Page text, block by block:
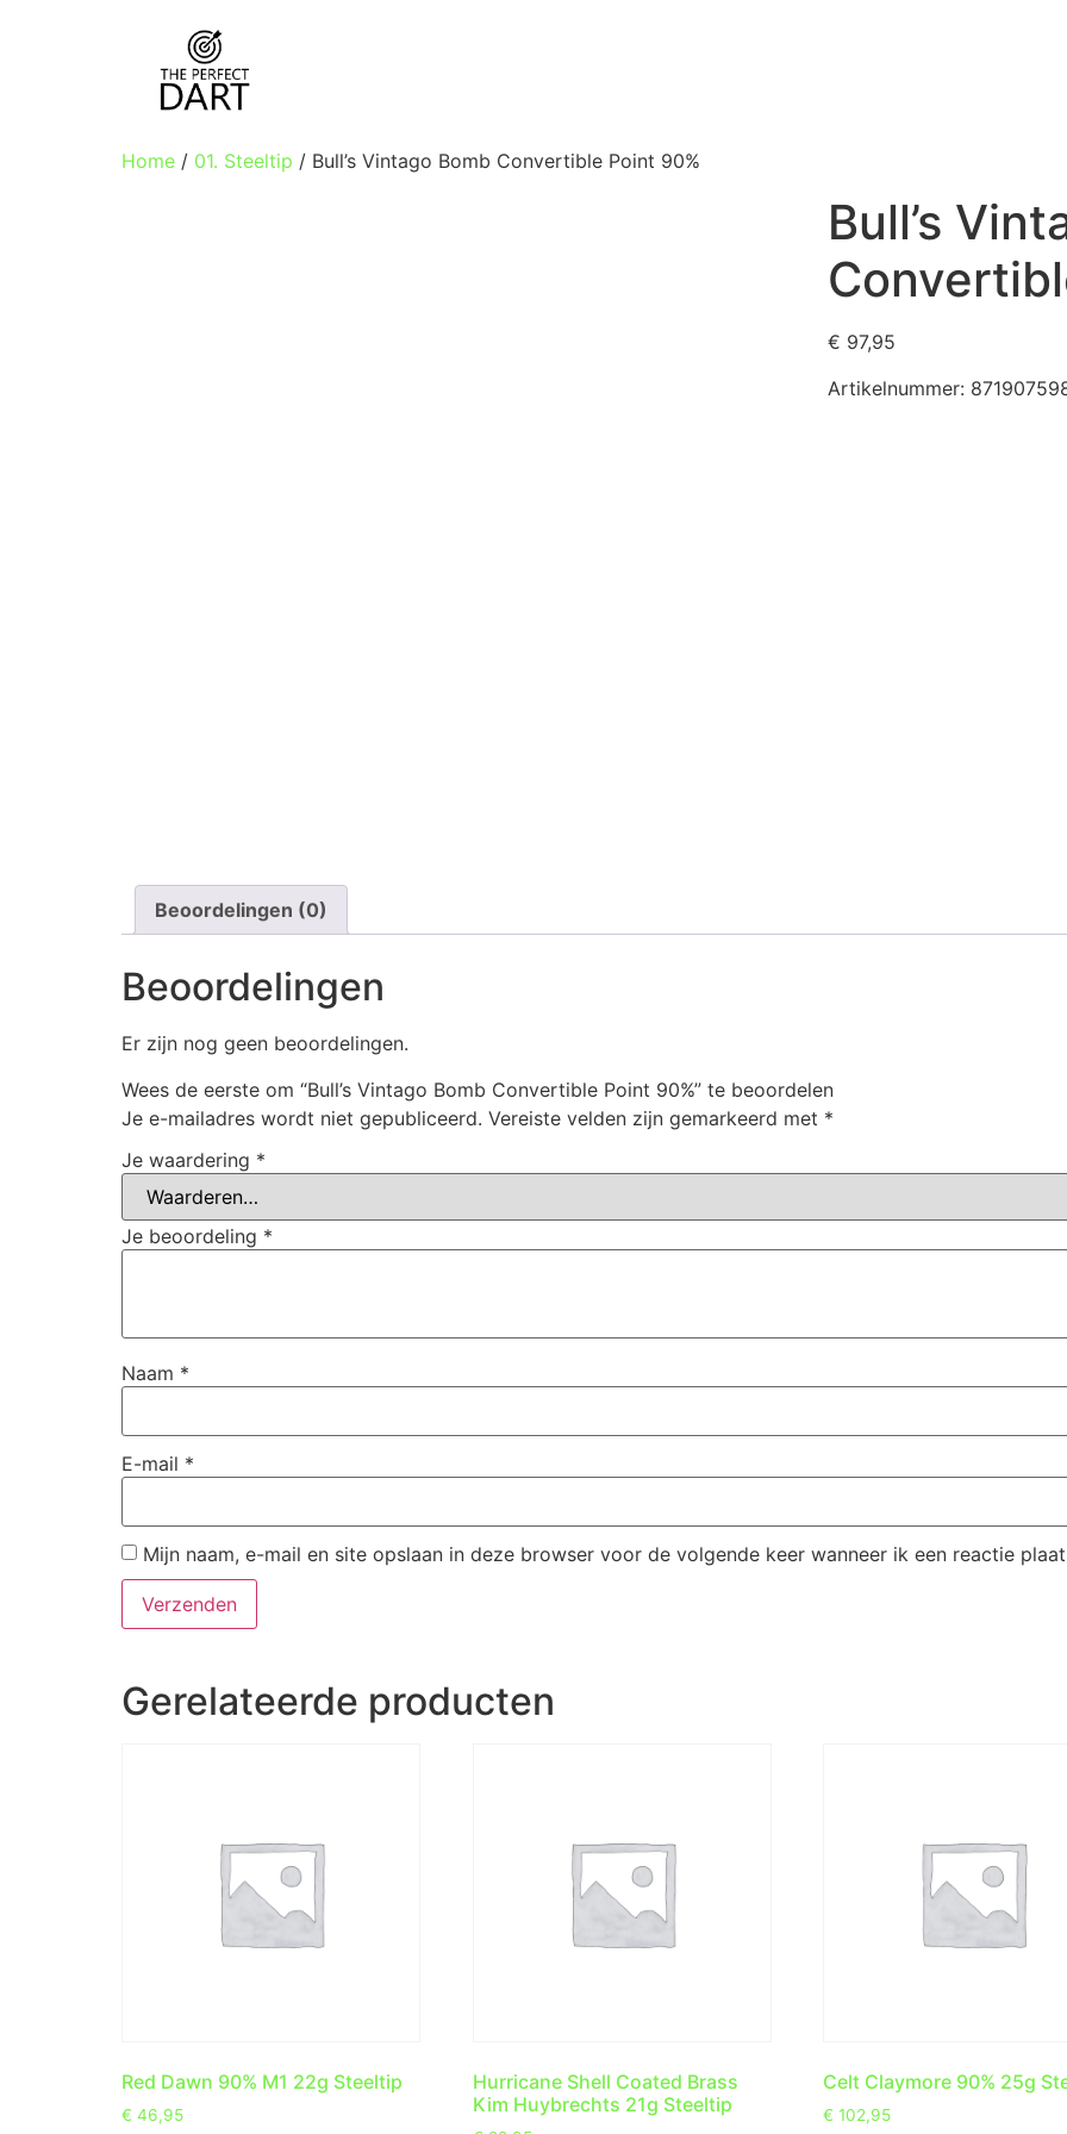
Home / 01. Steeltip / Bull’s Vintago Bomb Convertible Point 90%
Bull’s
€ 97,95
Artikelnummer:
Beoordelingen (0)
Beoordelingen
Er zijn nog geen beoordelingen.
Wees de eerste om “Bull’s Vintago Bomb Convertible Point 90%” te beoordelen
Je e-mailadres wordt niet gepubliceerd. Vereiste velden zijn gemarkeerd met *
Je waardering *
Je beoordeling *
Naam *
E-mail *
Mijn naam, e-mail en site opslaan in deze browser voor de volgende keer wanneer ik een reactie
Gerelateerde producten
Red Dawn 90% M1 22g Steeltip
€ 46,95
Hurricane Shell Coated Brass
Kim Huybrechts 21g Steeltip
Celt Claymore 90% 25g
€ 102,95